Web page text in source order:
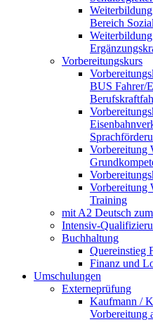
Bereich
Vorbereitungskurs
BUS Fahrer/
Vorbereitung
Vorbereitung
Training
mit A2 Deutsch
Intensiv-
Buchhaltung
Quereinstieg
Finanz und
Umschulungen
Externeprüfung
Kaufmann /
Vorbereitung